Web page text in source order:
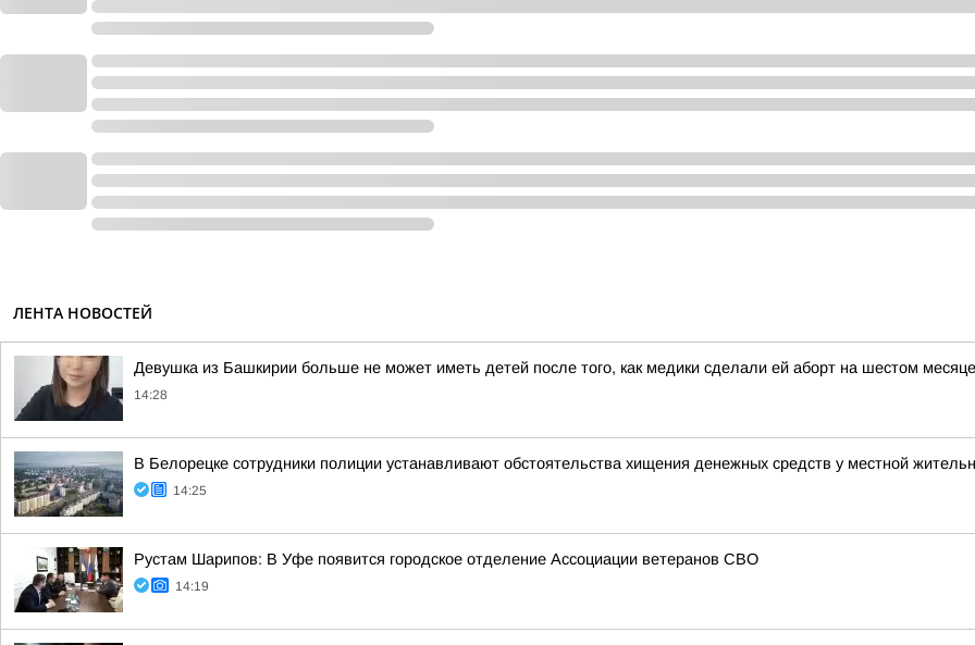
ЛЕНТА НОВОСТЕЙ
Девушка из Башкирии больше не может иметь детей после того, как медики сделали ей аборт на шестом
14:28
В Белорецке сотрудники полиции устанавливают обстоятельства хищения денежных средств у местной
14:25
Рустам Шарипов: В Уфе появится городское отделение Ассоциации ветеранов СВО
14:19